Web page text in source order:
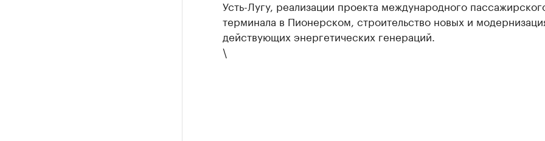
Усть-Лугу, реализации проекта международного
терминала в Пионерском, строительство новых и
действующих энергетических генераций.
\